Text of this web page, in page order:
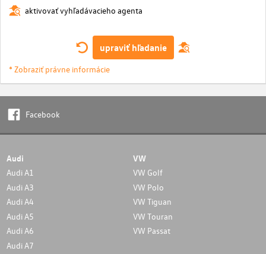
aktivovať vyhľadávacieho agenta
upraviť hľadanie
* Zobraziť právne informácie
Facebook
Audi
Audi A1
Audi A3
Audi A4
Audi A5
Audi A6
Audi A7
VW
VW Golf
VW Polo
VW Tiguan
VW Touran
VW Passat